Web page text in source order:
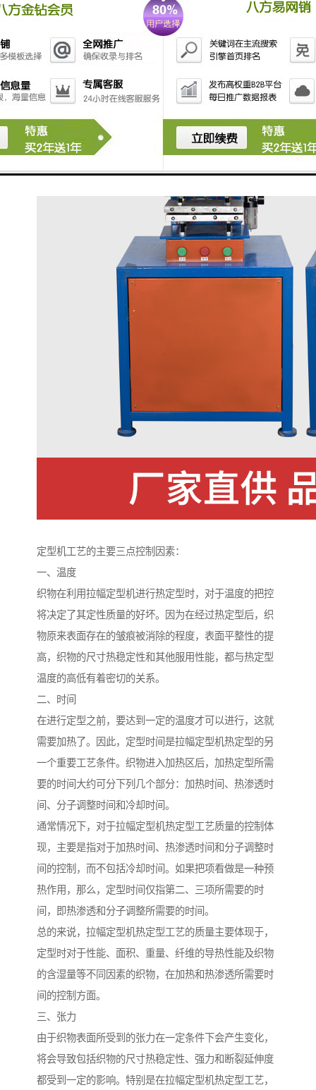
定型机工艺的主要三点控制因素：
一、温度
织物在利用拉幅定型机进行热定型时，对于温度的把控
将决定了其定性质量的好坏。因为在经过热定型后，织
物原来表面存在的皱痕被消除的程度，表面平整性的提
高，织物的尺寸热稳定性和其他服用性能，都与热定型
温度的高低有着密切的关系。
二、时间
在进行定型之前，要达到一定的温度才可以进行，这就
需要加热了。因此，定型时间是拉幅定型机热定型的另
一个重要工艺条件。织物进入加热区后，加热定型所需
要的时间大约可分下列几个部分：加热时间、热渗透时
间、分子调整时间和冷却时间。
通常情况下，对于拉幅定型机热定型工艺质量的控制体
现，主要是指对于加热时间、热渗透时间和分子调整时
间的控制，而不包括冷却时间。如果把项看做是一种预
热作用，那么，定型时间仅指第二、三项所需要的时
间，即热渗透和分子调整所需要的时间。
总的来说，拉幅定型机热定型工艺的质量主要体现于，
定型时对于性能、面积、重量、纤维的导热性能及织物
的含湿量等不同因素的织物，在加热和热渗透所需要时
间的控制方面。
三、张力
由于织物表面所受到的张力在一定条件下会产生变化，
将会导致包括织物的尺寸热稳定性、强力和断裂延伸度
都受到一定的影响。特别是在拉幅定型机热定型工艺，